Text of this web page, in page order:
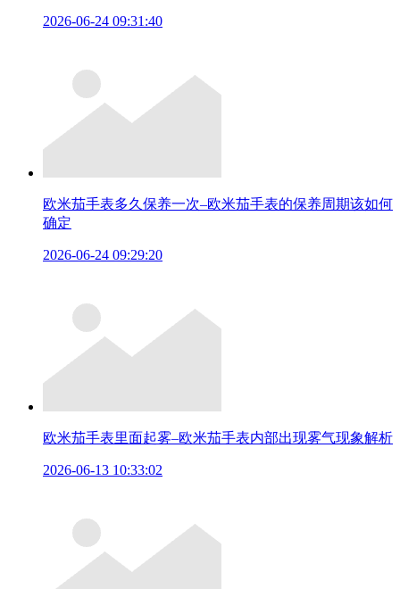
2026-06-24 09:31:40
欧米茄手表多久保养一次–欧米茄手表的保养周期该如何
确定
2026-06-24 09:29:20
欧米茄手表里面起雾–欧米茄手表内部出现雾气现象解析
2026-06-13 10:33:02